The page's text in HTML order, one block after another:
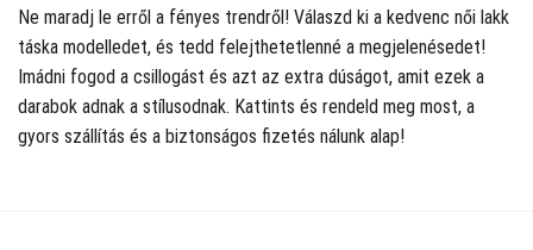
Ne maradj le erről a fényes trendről! Válaszd ki a kedvenc női lakk
táska modelledet, és tedd felejthetetlenné a megjelenésedet!
Imádni fogod a csillogást és azt az extra dúságot, amit ezek a
darabok adnak a stílusodnak. Kattints és rendeld meg most, a
gyors szállítás és a biztonságos fizetés nálunk alap!